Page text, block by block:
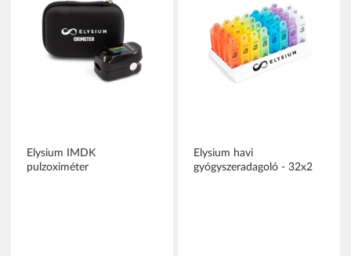
Elysium IMDK
pulzoximéter
Elysium havi
gyógyszeradagoló - 32x2